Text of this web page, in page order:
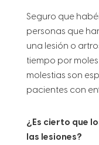
Seguro que
personas que
una lesión o
tiempo por
molestias son
pacientes con
¿Es cierto que
las lesiones?